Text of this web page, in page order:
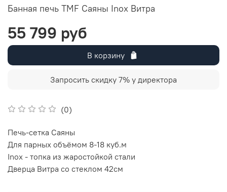
Банная печь TMF Саяны Inox Витра
(0)
55 799 руб
В корзину
Запросить скидку 7% у директора
Печь-сетка Саяны
Для парных объёмом 8-18 куб.м
Inox - топка из жаростойкой стали
Дверца Витра со стеклом 42см